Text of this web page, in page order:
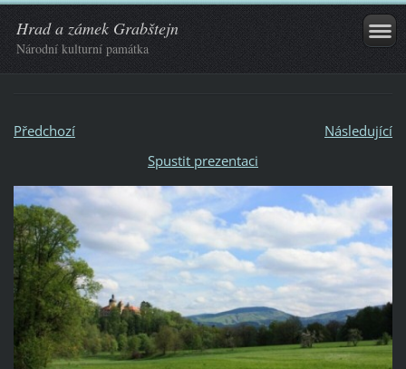
Hrad a zámek Grabštejn
Národní kulturní památka
Předchozí
Následující
Spustit prezentaci